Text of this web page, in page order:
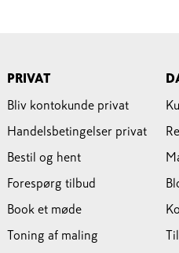
PRIVAT
Bliv kontokunde privat
Handelsbetingelser privat
Bestil og hent
Forespørg tilbud
Book et møde
Toning af maling